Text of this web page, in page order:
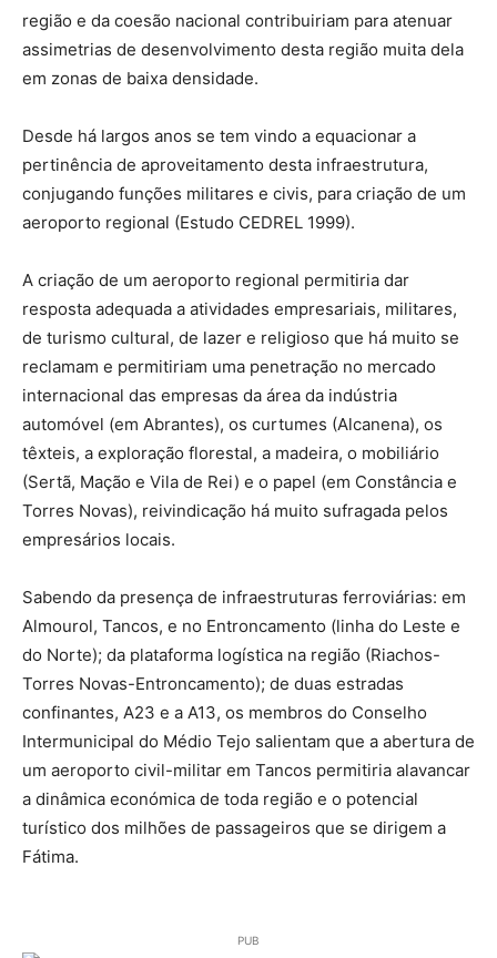
região e da coesão nacional contribuiriam para atenuar
assimetrias de desenvolvimento desta região muita dela
em zonas de baixa densidade.
Desde há largos anos se tem vindo a equacionar a
pertinência de aproveitamento desta infraestrutura,
conjugando funções militares e civis, para criação de um
aeroporto regional (Estudo CEDREL 1999).
A criação de um aeroporto regional permitiria dar
resposta adequada a atividades empresariais, militares,
de turismo cultural, de lazer e religioso que há muito se
reclamam e permitiriam uma penetração no mercado
internacional das empresas da área da indústria
automóvel (em Abrantes), os curtumes (Alcanena), os
têxteis, a exploração florestal, a madeira, o mobiliário
(Sertã, Mação e Vila de Rei) e o papel (em Constância e
Torres Novas), reivindicação há muito sufragada pelos
empresários locais.
Sabendo da presença de infraestruturas ferroviárias: em
Almourol, Tancos, e no Entroncamento (linha do Leste e
do Norte); da plataforma logística na região (Riachos-
Torres Novas-Entroncamento); de duas estradas
confinantes, A23 e a A13, os membros do Conselho
Intermunicipal do Médio Tejo salientam que a abertura de
um aeroporto civil-militar em Tancos permitiria alavancar
a dinâmica económica de toda região e o potencial
turístico dos milhões de passageiros que se dirigem a
Fátima.
PUB